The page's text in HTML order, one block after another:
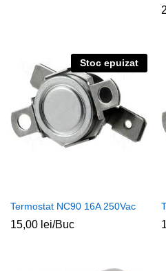
Stoc epuizat
Termostat NC90 16A 250Vac
15,00 lei/Buc